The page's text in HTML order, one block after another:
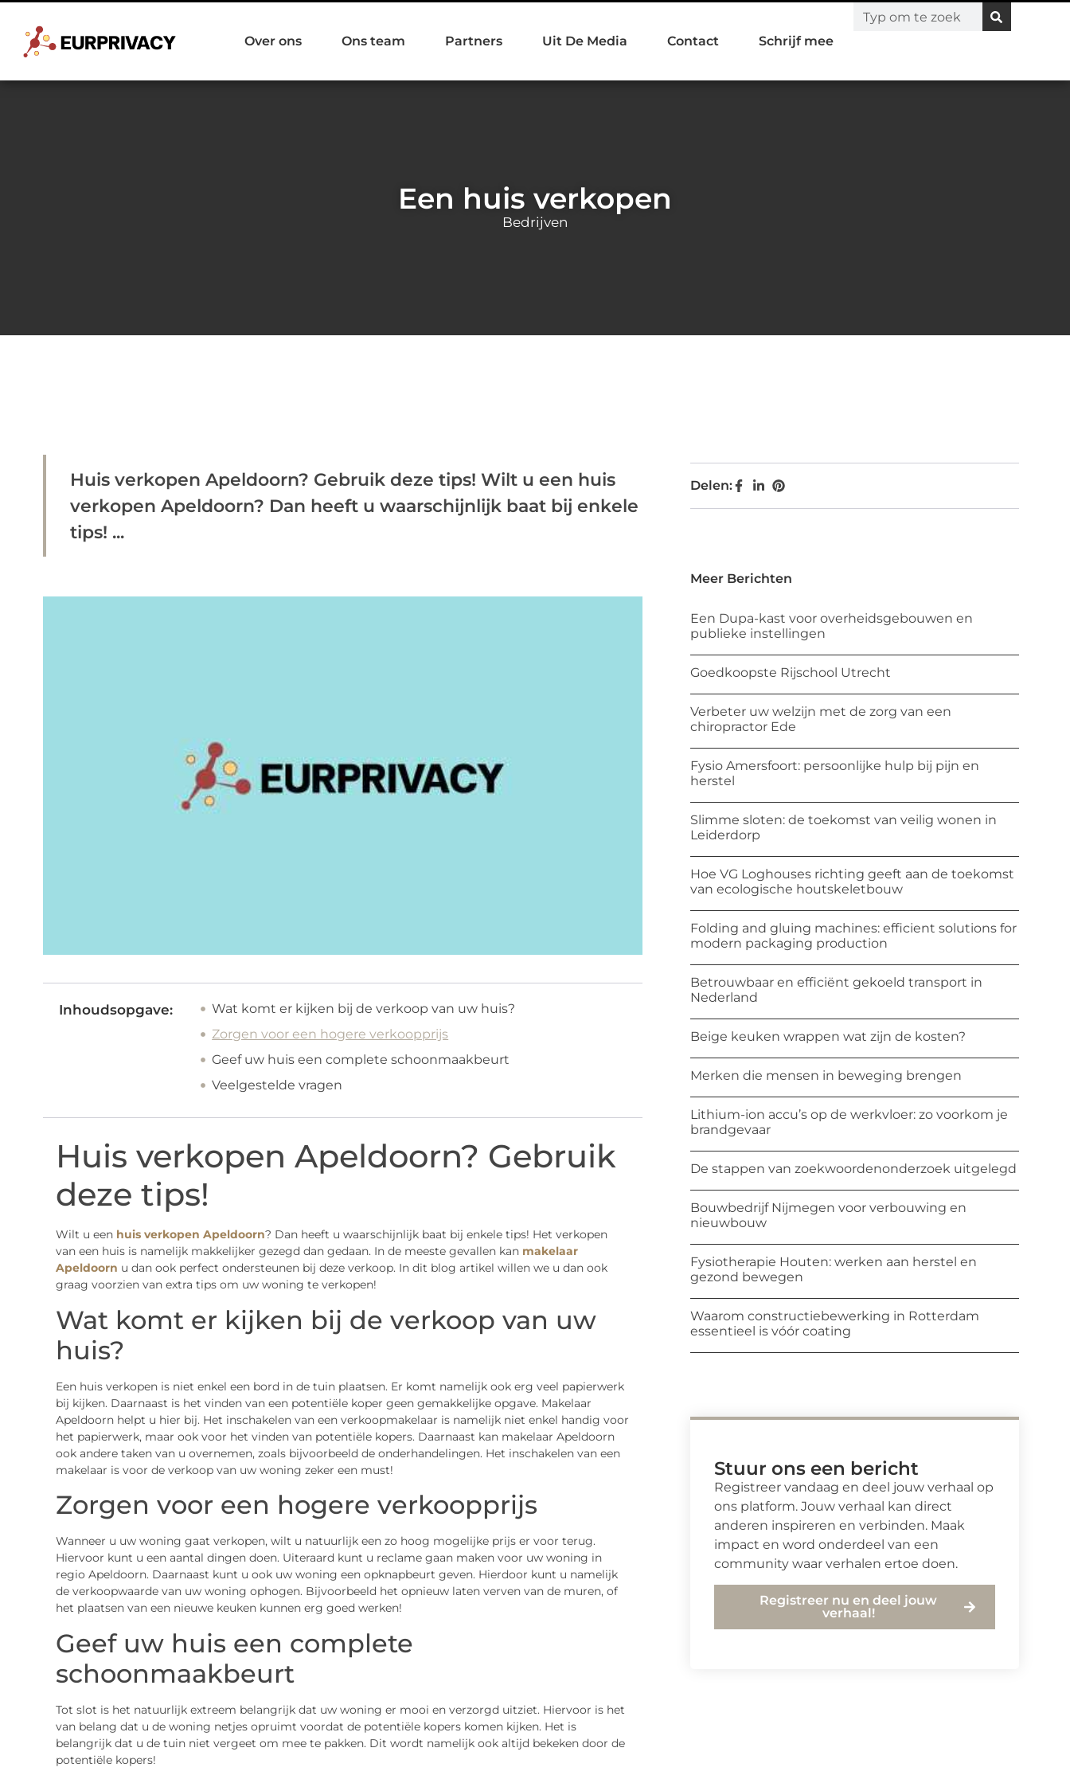
Over ons Ons team Partners Uit De Media Contact Schrijf mee
Een huis verkopen
Bedrijven
Huis verkopen Apeldoorn? Gebruik deze tips! Wilt u een huis
verkopen Apeldoorn? Dan heeft u waarschijnlijk baat bij enkele
tips! ...
Inhoudsopgave:
Wat komt er kijken bij de verkoop van uw huis?
Zorgen voor een hogere verkoopprijs
Geef uw huis een complete schoonmaakbeurt
Veelgestelde vragen
Huis verkopen Apeldoorn? Gebruik
deze tips!
Wilt u een huis verkopen Apeldoorn? Dan heeft u waarschijnlijk baat bij enkele tips! Het verkopen
van een huis is namelijk makkelijker gezegd dan gedaan. In de meeste gevallen kan makelaar
Apeldoorn u dan ook perfect ondersteunen bij deze verkoop. In dit blog artikel willen we u dan ook
graag voorzien van extra tips om uw woning te verkopen!
Wat komt er kijken bij de verkoop van uw
huis?
Een huis verkopen is niet enkel een bord in de tuin plaatsen. Er komt namelijk ook erg veel papierwerk
bij kijken. Daarnaast is het vinden van een potentiële koper geen gemakkelijke opgave. Makelaar
Apeldoorn helpt u hier bij. Het inschakelen van een verkoopmakelaar is namelijk niet enkel handig voor
het papierwerk, maar ook voor het vinden van potentiële kopers. Daarnaast kan makelaar Apeldoorn
ook andere taken van u overnemen, zoals bijvoorbeeld de onderhandelingen. Het inschakelen van een
makelaar is voor de verkoop van uw woning zeker een must!
Zorgen voor een hogere verkoopprijs
Wanneer u uw woning gaat verkopen, wilt u natuurlijk een zo hoog mogelijke prijs er voor terug.
Hiervoor kunt u een aantal dingen doen. Uiteraard kunt u reclame gaan maken voor uw woning in
regio Apeldoorn. Daarnaast kunt u ook uw woning een opknapbeurt geven. Hierdoor kunt u namelijk
de verkoopwaarde van uw woning ophogen. Bijvoorbeeld het opnieuw laten verven van de muren, of
het plaatsen van een nieuwe keuken kunnen erg goed werken!
Geef uw huis een complete
schoonmaakbeurt
Tot slot is het natuurlijk extreem belangrijk dat uw woning er mooi en verzorgd uitziet. Hiervoor is het
van belang dat u de woning netjes opruimt voordat de potentiële kopers komen kijken. Het is
belangrijk dat u de tuin niet vergeet om mee te pakken. Dit wordt namelijk ook altijd bekeken door de
potentiële kopers!
Delen:
Meer Berichten
Een Dupa-kast voor overheidsgebouwen en
publieke instellingen
Goedkoopste Rijschool Utrecht
Verbeter uw welzijn met de zorg van een
chiropractor Ede
Fysio Amersfoort: persoonlijke hulp bij pijn en
herstel
Slimme sloten: de toekomst van veilig wonen in
Leiderdorp
Hoe VG Loghouses richting geeft aan de toekomst
van ecologische houtskeletbouw
Folding and gluing machines: efficient solutions for
modern packaging production
Betrouwbaar en efficiënt gekoeld transport in
Nederland
Beige keuken wrappen wat zijn de kosten?
Merken die mensen in beweging brengen
Lithium-ion accu’s op de werkvloer: zo voorkom je
brandgevaar
De stappen van zoekwoordenonderzoek uitgelegd
Bouwbedrijf Nijmegen voor verbouwing en
nieuwbouw
Fysiotherapie Houten: werken aan herstel en
gezond bewegen
Waarom constructiebewerking in Rotterdam
essentieel is vóór coating
Stuur ons een bericht
Registreer vandaag en deel jouw verhaal op
ons platform. Jouw verhaal kan direct
anderen inspireren en verbinden. Maak
impact en word onderdeel van een
community waar verhalen ertoe doen.
Registreer nu en deel jouw
verhaal!